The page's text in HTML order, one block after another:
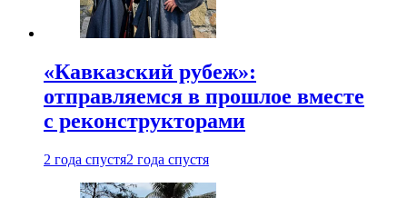
«Кавказский рубеж»:
отправляемся в прошлое вместе
с реконструкторами
2 года спустя2 года спустя